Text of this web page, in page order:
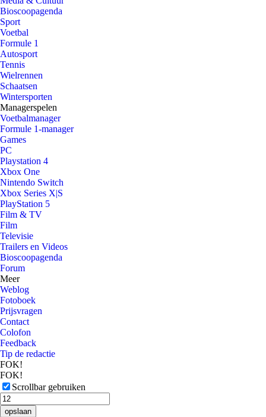
Bioscoopagenda
Sport
Voetbal
Formule 1
Autosport
Tennis
Wielrennen
Schaatsen
Wintersporten
Managerspelen
Voetbalmanager
Formule 1-manager
Games
PC
Playstation 4
Xbox One
Nintendo Switch
Xbox Series X|S
PlayStation 5
Film & TV
Film
Televisie
Trailers en Videos
Bioscoopagenda
Forum
Meer
Weblog
Fotoboek
Prijsvragen
Contact
Colofon
Feedback
Tip de redactie
FOK!
FOK!
Scrollbar gebruiken
opslaan